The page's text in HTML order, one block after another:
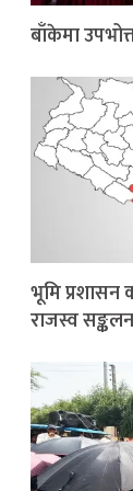
बाँकेमा
भूमि प्रशासन
राजस्व सङ्कलन